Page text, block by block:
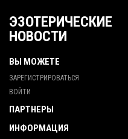
ЭЗОТЕРИЧЕСКИЕ
НОВОСТИ
ВЫ МОЖЕТЕ
ЗАРЕГИСТРИРОВАТЬСЯ
ВОЙТИ
ПАРТНЕРЫ
ИНФОРМАЦИЯ